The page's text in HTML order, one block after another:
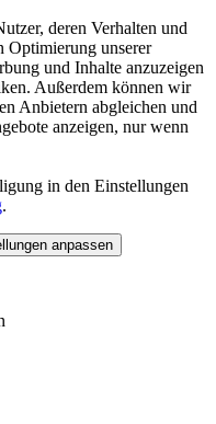
deren Verhalten und
Optimierung unserer
und Inhalte anzuzeigen
Außerdem können wir
Anbietern abgleichen und
anzeigen, nur wenn
in den Einstellungen
.
anpassen